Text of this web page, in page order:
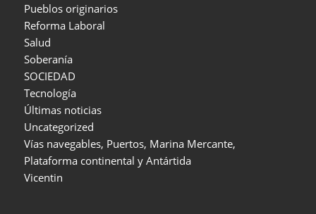
Pueblos originarios
Reforma Laboral
Salud
Soberanía
SOCIEDAD
Tecnología
Últimas noticias
Uncategorized
Vías navegables, Puertos, Marina Mercante,
Plataforma continental y Antártida
Vicentin